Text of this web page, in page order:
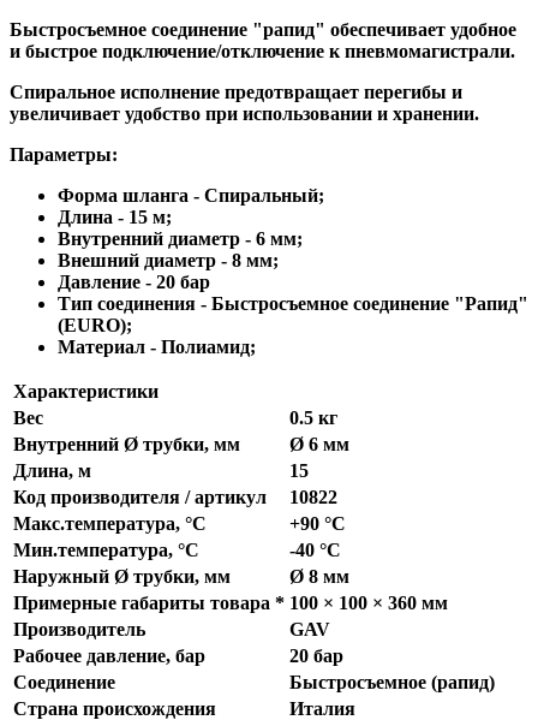
Быстросъемное соединение "рапид" обеспечивает удобное
и быстрое подключение/отключение к пневмомагистрали.
Спиральное исполнение предотвращает перегибы и
увеличивает удобство при использовании и хранении.
Параметры:
Форма шланга - Спиральный;
Длина - 15 м;
Внутренний диаметр - 6 мм;
Внешний диаметр - 8 мм;
Давление - 20 бар
Тип соединения - Быстросъемное соединение "Рапид"
(EURO);
Материал - Полиамид;
Характеристики
Вес
0.5 кг
Внутренний Ø трубки, мм
Ø 6 мм
Длина, м
15
Код производителя / артикул
10822
Макс.температура, °С
+90 °С
Мин.температура, °С
-40 °С
Наружный Ø трубки, мм
Ø 8 мм
Примерные габариты товара * 100 × 100 × 360 мм
Производитель
GAV
Рабочее давление, бар
20 бар
Соединение
Быстросъемное (рапид)
Страна происхождения
Италия